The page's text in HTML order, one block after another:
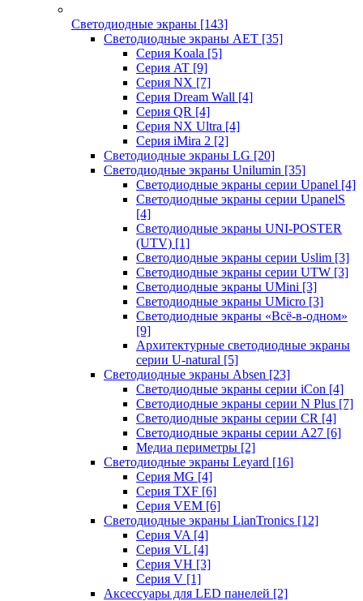
Светодиодные экраны [143]
Светодиодные экраны AET [35]
Cерия Koala [5]
Серия AT [9]
Серия NX [7]
Серия Dream Wall [4]
Серия QR [4]
Серия NX Ultra [4]
Серия iMira 2 [2]
Светодиодные экраны LG [20]
Светодиодные экраны Unilumin [35]
Светодиодные экраны серии Upanel [4]
Светодиодные экраны серии UpanelS
[4]
Светодиодные экраны UNI-POSTER
(UTV) [1]
Светодиодные экраны серии Uslim [3]
Светодиодные экраны серии UTW [3]
Светодиодные экраны UMini [3]
Светодиодные экраны UMicro [3]
Светодиодные экраны «Всё-в-одном»
[9]
Архитектурные светодиодные экраны
серии U-natural [5]
Светодиодные экраны Absen [23]
Светодиодные экраны серии iCon [4]
Светодиодные экраны серии N Plus [7]
Светодиодные экраны серии CR [4]
Светодиодные экраны серии А27 [6]
Медиа периметры [2]
Светодиодные экраны Leyard [16]
Серия MG [4]
Серия TXF [6]
Серия VEM [6]
Светодиодные экраны LianTronics [12]
Серия VA [4]
Серия VL [4]
Серия VH [3]
Серия V [1]
Аксессуары для LED панелей [2]